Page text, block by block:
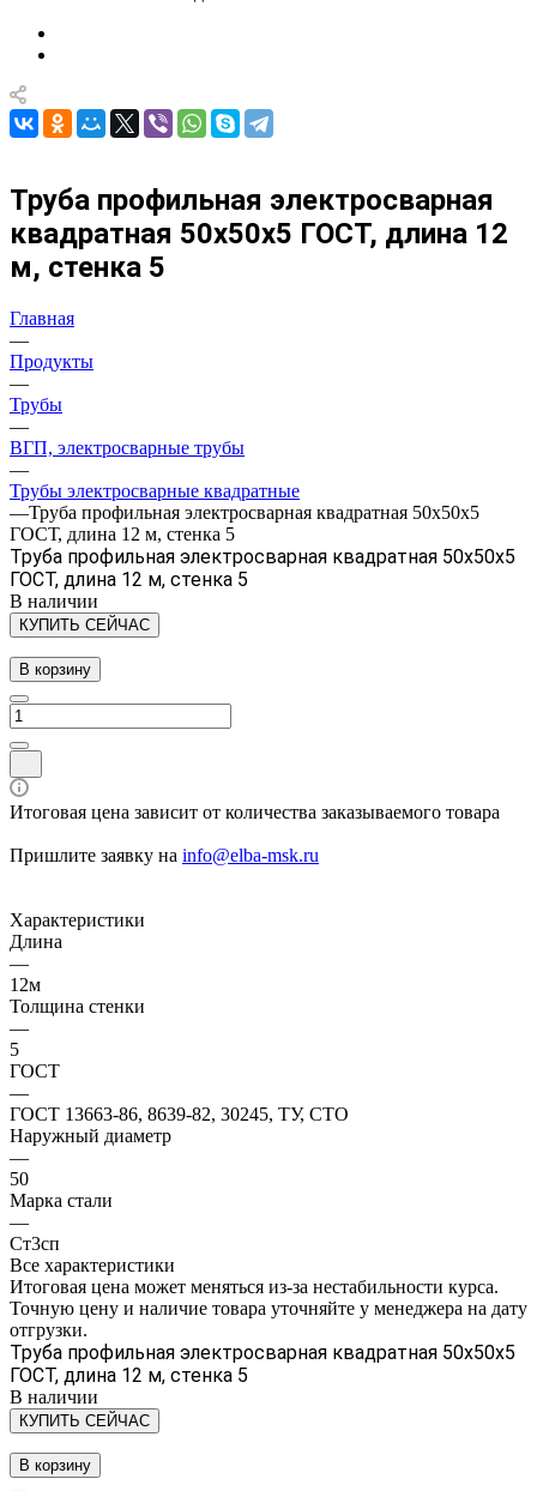
Труба профильная электросварная
квадратная 50х50х5 ГОСТ, длина 12
м, стенка 5
Главная
—
Продукты
—
Трубы
—
ВГП, электросварные трубы
—
Трубы электросварные квадратные
—Труба профильная электросварная квадратная 50х50х5
ГОСТ, длина 12 м, стенка 5
Труба профильная электросварная квадратная 50х50х5
ГОСТ, длина 12 м, стенка 5
В наличии
КУПИТЬ СЕЙЧАС
В корзину
Итоговая цена зависит от количества заказываемого товара
Пришлите заявку на info@elba-msk.ru
Характеристики
Длина
—
12м
Толщина стенки
—
5
ГОСТ
—
ГОСТ 13663-86, 8639-82, 30245, ТУ, СТО
Наружный диаметр
—
50
Марка стали
—
Ст3сп
Все характеристики
Итоговая цена может меняться из-за нестабильности курса.
Точную цену и наличие товара уточняйте у менеджера на дату
отгрузки.
Труба профильная электросварная квадратная 50х50х5
ГОСТ, длина 12 м, стенка 5
В наличии
КУПИТЬ СЕЙЧАС
В корзину